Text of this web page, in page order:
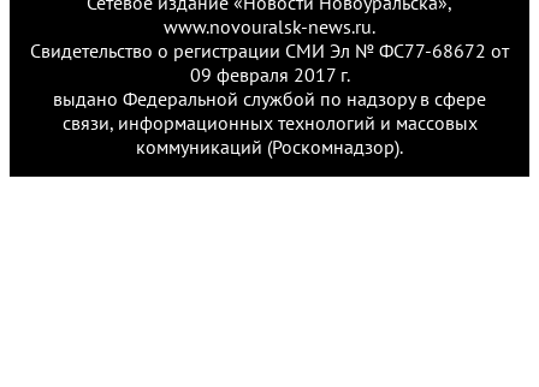
www.novouralsk-news.ru.
Свидетельство о регистрации СМИ Эл № ФС77-68672 от
09 февраля 2017 г.
выдано Федеральной службой по надзору в сфере
связи, информационных технологий и массовых
коммуникаций (Роскомнадзор).